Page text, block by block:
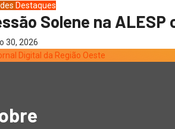
Destaques
Solene na ALESP
30, 2026